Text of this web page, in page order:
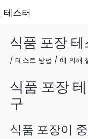
테스터
식품 포장
/ 테스트 방법 / 에 의해
식품 포장
구
식품 포장이